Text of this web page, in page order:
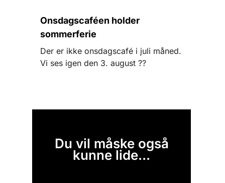
Onsdagscaféen holder
sommerferie
Der er ikke onsdagscafé i juli måned.
Vi ses igen den 3. august ??️
Du vil måske også
kunne lide...